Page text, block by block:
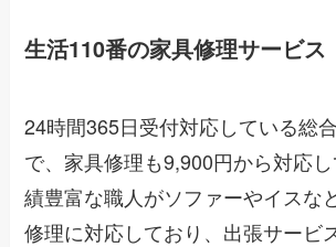
生活110番の家具修理サービス
24時間365日受付対応している総
で、家具修理も9,900円から対応
績豊富な職人がソファーやイスな
修理に対応しており、出張サービ